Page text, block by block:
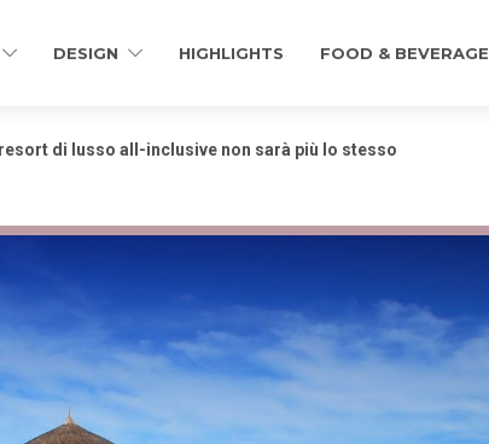
DESIGN HIGHLIGHTS FOOD & BEVERAGE
di lusso all-inclusive non sarà più lo stesso